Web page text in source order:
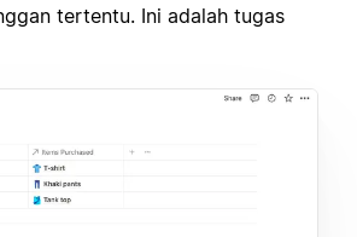
tertentu. Ini adalah tugas